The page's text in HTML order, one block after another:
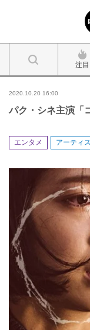
注目
2020.10.20 16:00
パク・シネ主演「
エンタメ アーティ